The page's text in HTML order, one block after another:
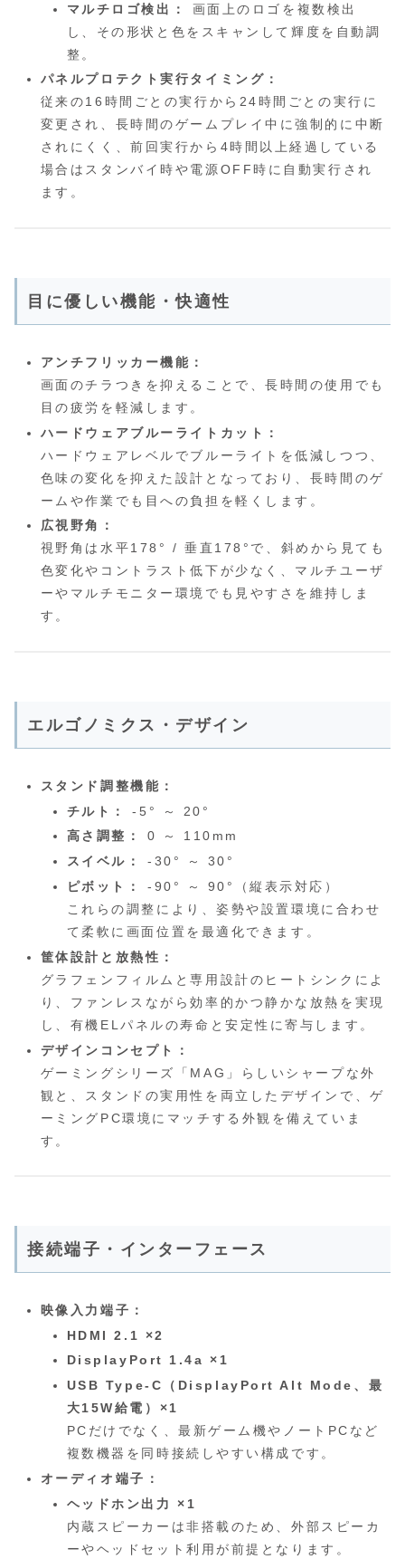
マルチロゴ検出：
画面上のロゴを複数検出
し、その形状と色をスキャンして輝度を自動調
整。
パネルプロテクト実行タイミング：
従来の16時間ごとの実行から24時間ごとの実行に
変更され、長時間のゲームプレイ中に強制的に中断
されにくく、前回実行から4時間以上経過している
場合はスタンバイ時や電源OFF時に自動実行され
ます。
目に優しい機能・快適性
アンチフリッカー機能：
画面のチラつきを抑えることで、長時間の使用でも
目の疲労を軽減します。
ハードウェアブルーライトカット：
ハードウェアレベルでブルーライトを低減しつつ、
色味の変化を抑えた設計となっており、長時間のゲ
ームや作業でも目への負担を軽くします。
広視野角：
視野角は水平178° / 垂直178°で、斜めから見ても
色変化やコントラスト低下が少なく、マルチユーザ
ーやマルチモニター環境でも見やすさを維持しま
す。
エルゴノミクス・デザイン
スタンド調整機能：
チルト：
-5° ～ 20°
高さ調整：
0 ～ 110mm
スイベル：
-30° ～ 30°
ピボット：
-90° ～ 90°（縦表示対応）
これらの調整により、姿勢や設置環境に合わせ
て柔軟に画面位置を最適化できます。
筐体設計と放熱性：
グラフェンフィルムと専用設計のヒートシンクによ
り、ファンレスながら効率的かつ静かな放熱を実現
し、有機ELパネルの寿命と安定性に寄与します。
デザインコンセプト：
ゲーミングシリーズ「MAG」らしいシャープな外
観と、スタンドの実用性を両立したデザインで、ゲ
ーミングPC環境にマッチする外観を備えていま
す。
接続端子・インターフェース
映像入力端子：
HDMI 2.1 ×2
DisplayPort 1.4a ×1
USB Type-C（DisplayPort Alt Mode、最
大15W給電）×1
PCだけでなく、最新ゲーム機やノートPCなど
複数機器を同時接続しやすい構成です。
オーディオ端子：
ヘッドホン出力 ×1
内蔵スピーカーは非搭載のため、外部スピーカ
ーやヘッドセット利用が前提となります。